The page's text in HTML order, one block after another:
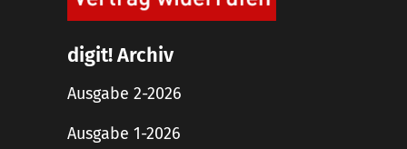
digit! Archiv
Ausgabe 2-2026
Ausgabe 1-2026